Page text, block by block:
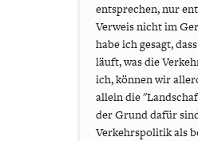
entsprechen, nur
Verweis nicht im
habe ich gesagt,
läuft, was die
ich, können wir
allein die
der Grund dafür
Verkehrspolitik als